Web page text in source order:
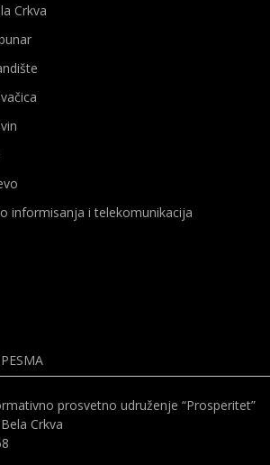
Crkva
informisanja i telekomunikacija
prosvetno udruženje “Prosperitet”
Crkva